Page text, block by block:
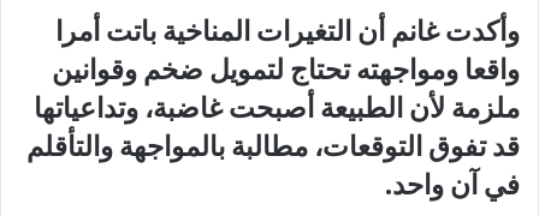
وأكدت غانم أن التغيرات المناخية باتت أمرا
واقعا ومواجهته تحتاج لتمويل ضخم وقوانين
ملزمة لأن الطبيعة أصبحت غاضبة، وتداعياتها
قد تفوق التوقعات، مطالبة بالمواجهة والتأقلم
في آن واحد.